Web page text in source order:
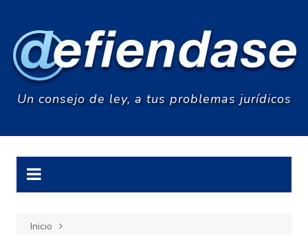
contenido
Un consejo de ley, a tus problemas jurídicos
Inicio